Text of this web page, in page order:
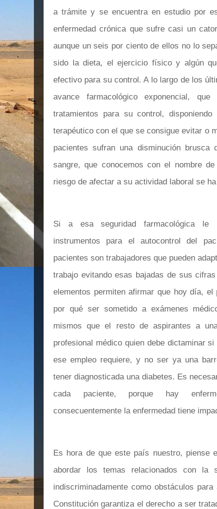
a trámite y se encuentra en estudio por
enfermedad crónica que sufre casi un
aunque un seis por ciento de ellos no lo
sido la dieta, el ejercicio físico y algún
efectivo para su control. A lo largo de los
avance farmacológico exponencial,
tratamientos para su control,
terapéutico con el que se consigue evitar o
pacientes sufran una disminución
sangre, que conocemos con el nombre
riesgo de afectar a su actividad laboral se
Si a esa seguridad farmacológica le
instrumentos para el autocontrol del
pacientes son trabajadores que pueden
trabajo evitando esas bajadas de sus
elementos permiten afirmar que hoy día,
por qué ser sometido a exámenes
mismos que el resto de aspirantes a
profesional médico quien debe dictaminar
ese empleo requiere, y no ser ya una
tener diagnosticada una diabetes. Es
cada paciente, porque hay
consecuentemente la enfermedad tiene
Es hora de que este país nuestro, piense
abordar los temas relacionados con la
indiscriminadamente como obstáculos
Constitución garantiza el derecho a ser